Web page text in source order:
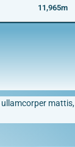
11,965m
mattis,